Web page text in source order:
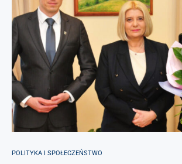
POLITYKA I SPOŁECZEŃSTWO